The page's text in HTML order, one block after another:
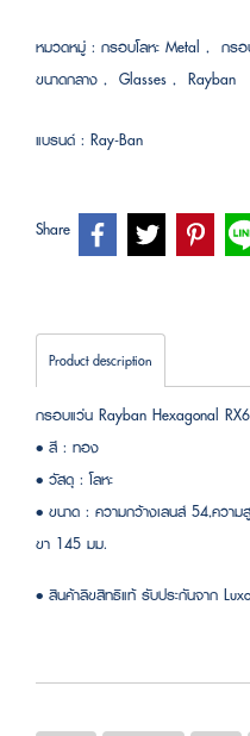
หมวดหมู่ : กรอบโลหะ Metal , กร
ขนาดกลาง , Glasses , Rayban
แบรนด์ : Ray-Ban
Share
Product description
กรอบแว่น Rayban Hexagonal
• สี : ทอง
• วัสดุ : โลหะ
• ขนาด : ความกว้างเลนส์ 54,ควา
ขา 145 มม.
• สินค้าลิขสิทธิแท้ รับประกันจาก